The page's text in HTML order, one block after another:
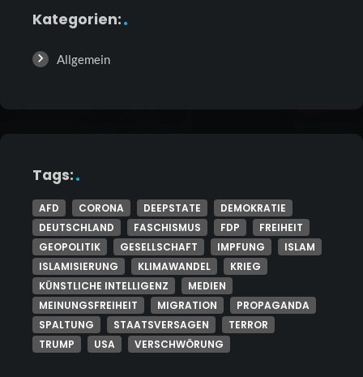
Kategorien:
Allgemein
Tags:
AFD CORONA DEEPSTATE
DEMOKRATIE
DEUTSCHLAND
FASCHISMUS FDP
FREIHEIT
GEOPOLITIK
GESELLSCHAFT IMPFUNG
ISLAM
ISLAMISIERUNG
KLIMAWANDEL
KRIEG
KÜNSTLICHE INTELLIGENZ
MEDIEN
MEINUNGSFREIHEIT
MIGRATION
PROPAGANDA
SPALTUNG
STAATSVERSAGEN
TERROR
TRUMP
USA VERSCHWÖRUNG